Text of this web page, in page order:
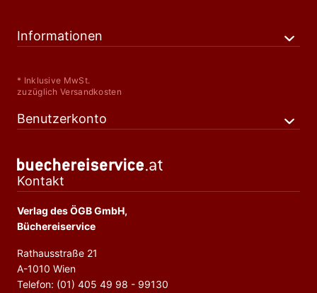
Informationen
* Inklusive MwSt.
zuzüglich Versandkosten
Benutzerkonto
Kontakt
Verlag des ÖGB GmbH,
Büchereiservice
Rathausstraße 21
A-1010 Wien
Telefon: (01) 405 49 98 - 99130